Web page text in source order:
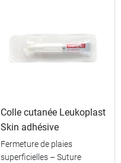
Colle cutanée Leukoplast
Skin adhésive
Fermeture de plaies
superficielles – Suture